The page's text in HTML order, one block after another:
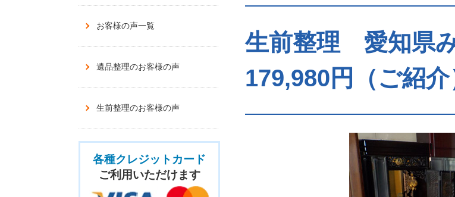
生前整理 愛知県
179,980円（ご紹介
お客様の声一覧
遺品整理のお客様の声
生前整理のお客様の声
各種クレジットカード
ご利用いただけます